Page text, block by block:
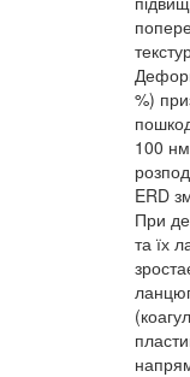
%)
100
ERD
При
та їх